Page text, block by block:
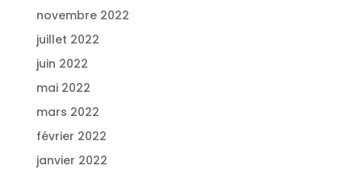
novembre 2022
juillet 2022
juin 2022
mai 2022
mars 2022
février 2022
janvier 2022